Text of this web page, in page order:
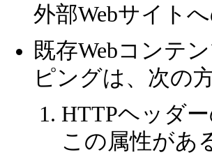
外部Webサイト
既存Webコンテ
ピングは、次の
HTTPヘッダ
この属性があ